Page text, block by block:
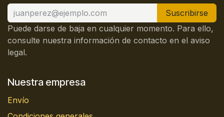
Suscribirse
Puede darse de baja en cualquier momento. Para ello,
consulte nuestra información de contacto en el aviso
legal.
Nuestra empresa
Envío